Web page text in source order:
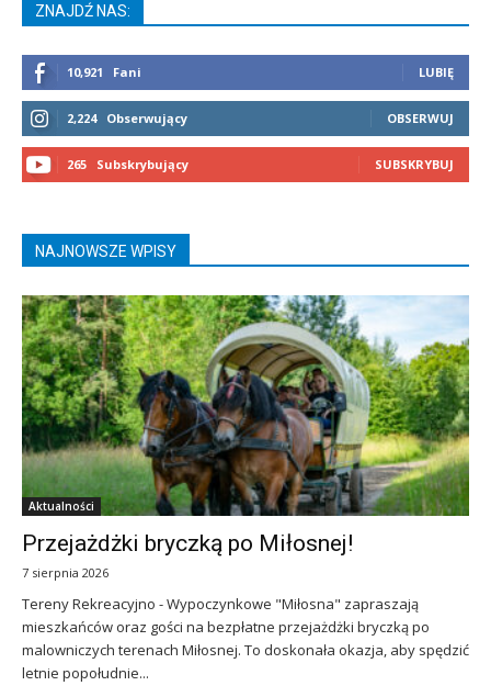
ZNAJDŹ NAS:
10,921 Fani LUBIĘ
2,224 Obserwujący OBSERWUJ
265 Subskrybujący SUBSKRYBUJ
NAJNOWSZE WPISY
Aktualności
Przejażdżki bryczką po Miłosnej!
7 sierpnia 2026
Tereny Rekreacyjno - Wypoczynkowe "Miłosna" zapraszają
mieszkańców oraz gości na bezpłatne przejażdżki bryczką po
malowniczych terenach Miłosnej. To doskonała okazja, aby spędzić
letnie popołudnie...